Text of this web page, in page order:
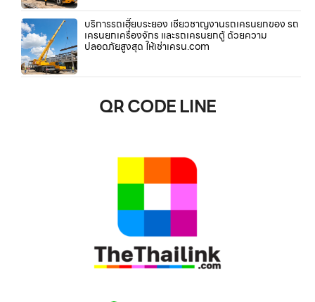
บริการรถเฮี๊ยบระยอง เชี่ยวชาญงานรถเครนยกของ รถ
เครนยกเครื่องจักร และรถเครนยกตู้ ด้วยความ
ปลอดภัยสูงสุด ให้เช่าเครน.com
QR CODE LINE